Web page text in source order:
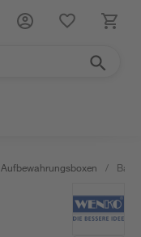
Aufbewahrungsboxen /